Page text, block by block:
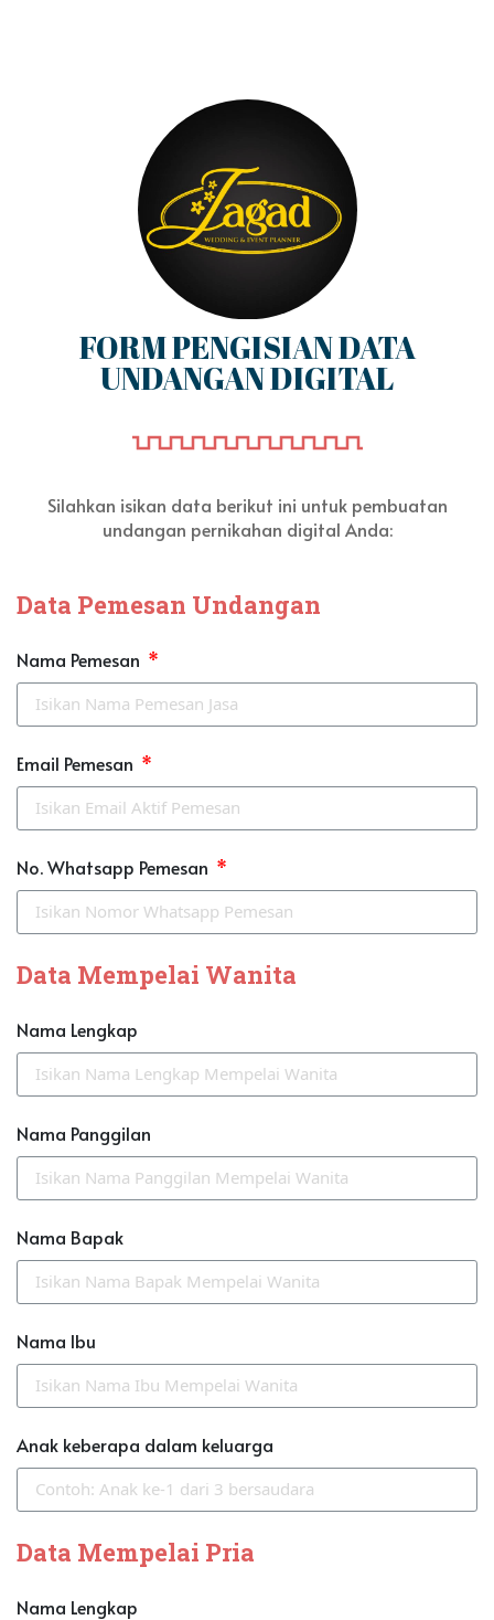
FORM PENGISIAN DATA
UNDANGAN DIGITAL
Silahkan isikan data berikut ini untuk pembuatan
undangan pernikahan digital Anda:
Data Pemesan Undangan
Nama Pemesan
Email Pemesan
No. Whatsapp Pemesan
Data Mempelai Wanita
Nama Lengkap
Nama Panggilan
Nama Bapak
Nama Ibu
Anak keberapa dalam keluarga
Data Mempelai Pria
Nama Lengkap